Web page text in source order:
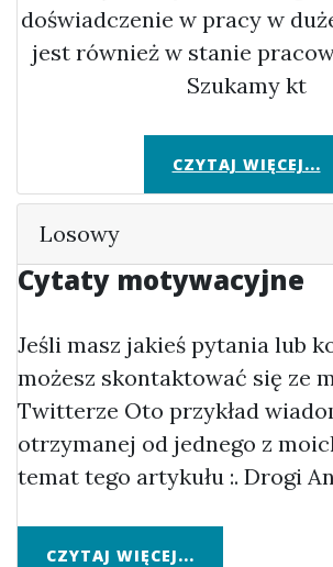
doświadczenie w pracy w
jest również w stanie
Szukamy kt
CZYTAJ WIĘCEJ...
Losowy
Cytaty motywacyjne
Jeśli masz jakieś pytania lub
możesz skontaktować się ze
Twitterze Oto przykład
otrzymanej od jednego z
temat tego artykułu :. Drogi
CZYTAJ WIĘCEJ...